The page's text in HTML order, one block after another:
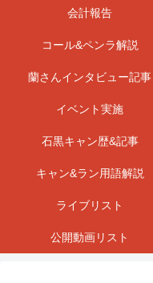
会計報告
コール&ペンラ解説
蘭さんインタビュー記事
イベント実施
石黒キャン歴&記事
キャン&ラン用語解説
ライブリスト
公開動画リスト